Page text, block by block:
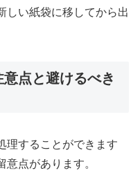
しい紙袋に移してから出
点と避けるべき
理することができます
点があります。